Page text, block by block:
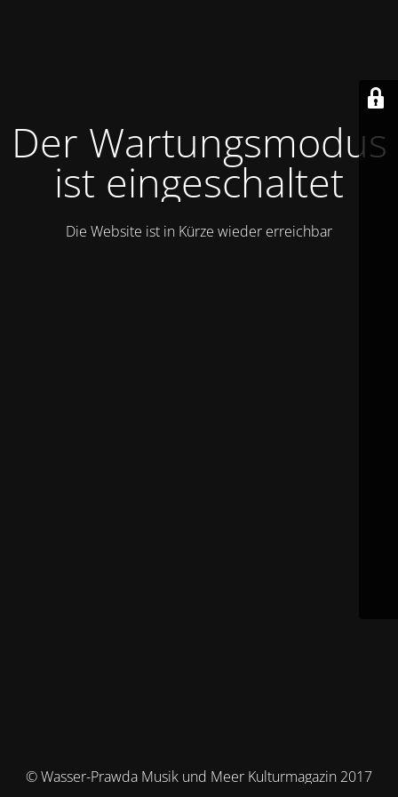
Der Wartungsmodus
ist eingeschaltet
Die Website ist in Kürze wieder erreichbar
© Wasser-Prawda Musik und Meer Kulturmagazin 2017